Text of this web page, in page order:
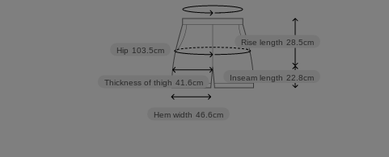
Rise length 28.5cm
Inseam length 22.8cm
Hem width 46.6cm
Thickness of thigh 41.6cm
Hip 103.5cm